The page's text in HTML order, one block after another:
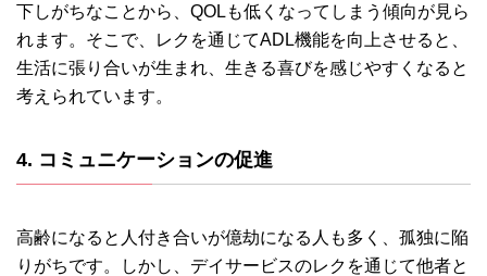
下しがちなことから、QOLも低くなってしまう傾向が見ら
れます。そこで、レクを通じてADL機能を向上させると、
生活に張り合いが生まれ、生きる喜びを感じやすくなると
考えられています。
4. コミュニケーションの促進
高齢になると人付き合いが億劫になる人も多く、孤独に陥
りがちです。しかし、デイサービスのレクを通じて他者と